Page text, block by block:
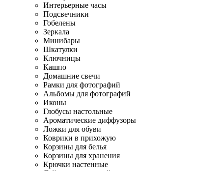
Интерьерные часы
Подсвечники
Гобелены
Зеркала
Минибары
Шкатулки
Ключницы
Кашпо
Домашние свечи
Рамки для фотографий
Альбомы для фотографий
Иконы
Глобусы настольные
Ароматические диффузоры
Ложки для обуви
Коврики в прихожую
Корзины для белья
Корзины для хранения
Крючки настенные